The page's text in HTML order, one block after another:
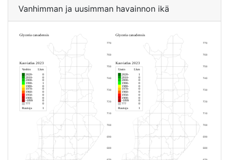
Vanhimman ja uusimman havainnon ikä